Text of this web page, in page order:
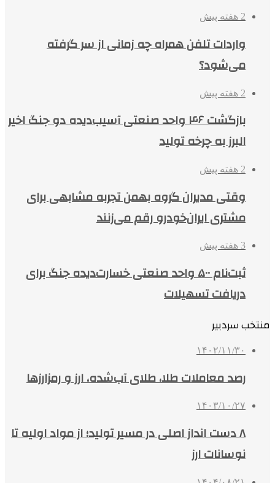
2 هفته پیش
واردات تلفن همراه چه زمانی از سر گرفته
می‌شود؟
2 هفته پیش
بازگشت ۴۶ واحد صنعتی آسیب‌دیده دو جنگ اخیر
البرز به چرخه تولید
2 هفته پیش
وقتی مدیران گروه بهمن تجربه مشابهی برای
مشتری ایران‌خودرو رقم می‌زنند
3 هفته پیش
ثبت‌نام ۵۰۰ واحد صنعتی خسارت‌دیده جنگ برای
دریافت تسهیلات
منتخب سردبیر
۱۴۰۲/۱۱/۳۰
رصد معاملات طلا، طلای آب‌شده، ارز و رمزارزها
۱۴۰۳/۱۰/۲۷
۸ دست انداز اصلی در مسیر تولید؛ از مواد اولیه تا
نوسانات ارز